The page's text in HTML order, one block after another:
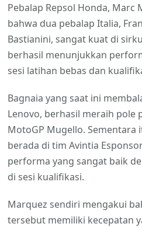
Pebalap Repsol Honda, Marc
bahwa dua pebalap Italia,
Bastianini, sangat kuat di
berhasil menunjukkan
sesi latihan bebas dan
Bagnaia yang saat ini
Lenovo, berhasil meraih pole
MotoGP Mugello. Sementara
berada di tim Avintia
performa yang sangat baik
di sesi kualifikasi.
Marquez sendiri mengakui
tersebut memiliki kecepatan